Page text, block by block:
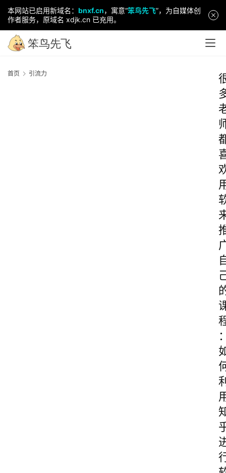
本网站已启用新域名： bnxf.cn，寓意“笨鸟先飞”，为自媒体创
作者服务，原域名 xdjk.cn 已充用。
首页 引流力